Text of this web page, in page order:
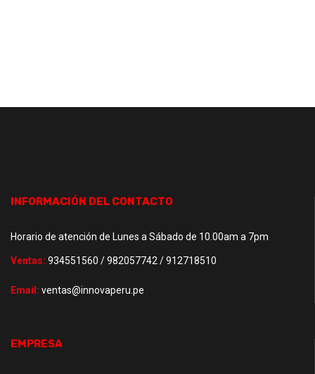
INFORMACIÓN DEL CONTACTO
Horario de atención de Lunes a Sábado de 10.00am a 7pm
Ventas: 934551560 / 982057742 / 912718510
Email: ventas@innovaperu.pe
EMPRESA